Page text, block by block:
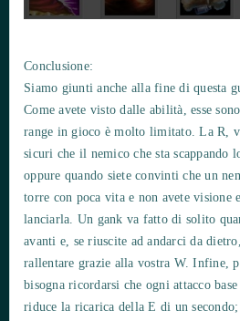
Conclusione:
Siamo giunti anche alla fine di questa
Come avete visto dalle abilità, esse
range in gioco è molto limitato. La R,
sicuri che il nemico che sta scappando
oppure quando siete convinti che un
torre con poca vita e non avete visione
lanciarla. Un gank va fatto di solito
avanti e, se riuscite ad andarci da
rallentare grazie alla vostra W. Infine,
bisogna ricordarsi che ogni attacco
riduce la ricarica della E di un secondo;